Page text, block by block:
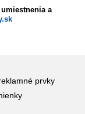
a
prvky